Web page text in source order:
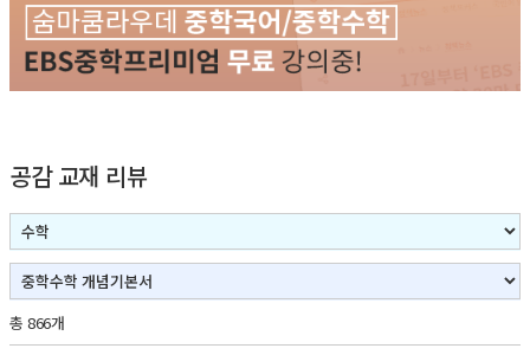
공감 교재 리뷰
총 866개